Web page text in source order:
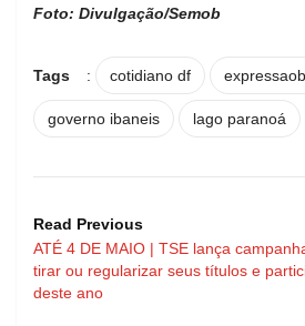
Foto: Divulgação/Semob
Tags : cotidiano df
governo ibaneis lago paranoá
Read Previous
ATÉ 4 DE MAIO | TSE lança
tirar ou regularizar seus títulos e
deste ano